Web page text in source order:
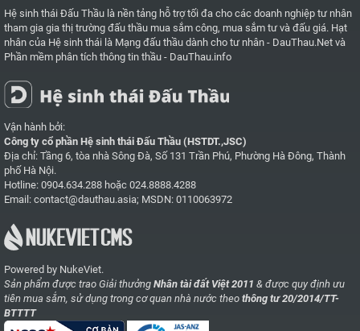
Hệ sinh thái Đấu Thầu là nền tảng hỗ trợ tối đa cho các doanh nghiệp tư nhân
tham gia gia thị trường đấu thầu mua sắm công, mua sắm tư và đấu giá. Hạt
nhân của Hệ sinh thái là Mạng đấu thầu dành cho tư nhân - DauThau.Net và
Phần mềm phân tích thông tin thầu - DauThau.info
Vận hành bởi:
Công ty cổ phần Hệ sinh thái Đấu Thầu (HSTDT.,JSC)
Địa chỉ: Tầng 6, tòa nhà Sông Đà, Số 131 Trần Phú, Phường Hà Đông, Thành
phố Hà Nội.
Hotline: 0904.634.288 hoặc 024.8888.4288
Email: contact@dauthau.asia; MSDN: 0110063972
Powered by NukeViet.
Sản phẩm được trao Giải thưởng Nhân tài đất Việt 2011 & được quy định ưu
tiên mua sắm, sử dụng trong cơ quan nhà nước theo thông tư 20/2014/TT-
BTTTT